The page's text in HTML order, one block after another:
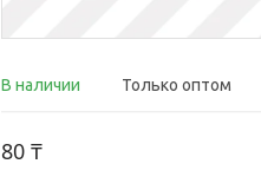
В наличии Только оптом
80 ₸